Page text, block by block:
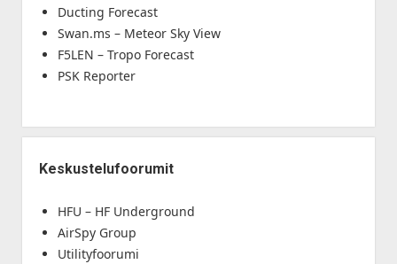
Ducting Forecast
Swan.ms – Meteor Sky View
F5LEN – Tropo Forecast
PSK Reporter
Keskustelufoorumit
HFU – HF Underground
AirSpy Group
Utilityfoorumi